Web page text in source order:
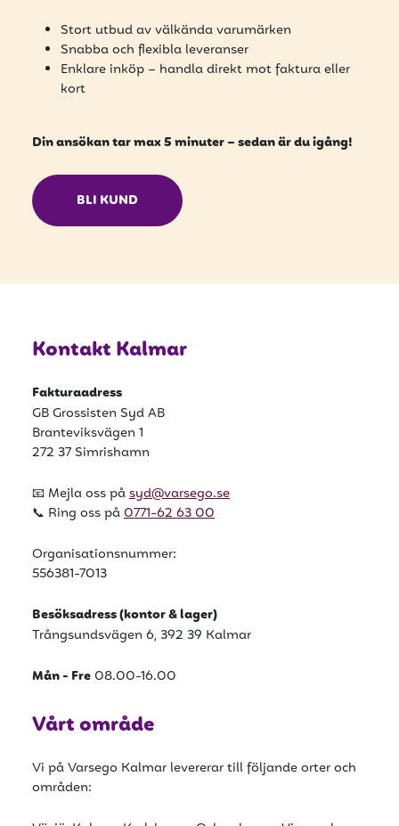
Stort utbud av välkända varumärken
Snabba och flexibla leveranser
Enklare inköp – handla direkt mot faktura eller
kort
Din ansökan tar max 5 minuter – sedan är du igång!
BLI KUND
Kontakt Kalmar
Fakturaadress
GB Grossisten Syd AB
Branteviksvägen 1
272 37 Simrishamn
📧 Mejla oss påsyd@varsego.se
📞 Ring oss på0771-62 63 00
Organisationsnummer:
556381-7013
Besöksadress (kontor & lager)
Trångsundsvägen 6, 392 39 Kalmar
Mån - Fre 08.00-16.00
Vårt område
Vi på Varsego Kalmar levererar till följande orter och
områden: